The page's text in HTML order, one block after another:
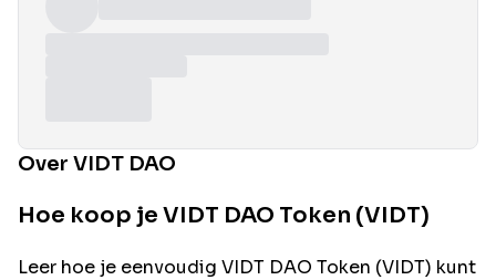
Over VIDT DAO
Hoe koop je VIDT DAO Token (VIDT)
Leer hoe je eenvoudig VIDT DAO Token (VIDT) kunt